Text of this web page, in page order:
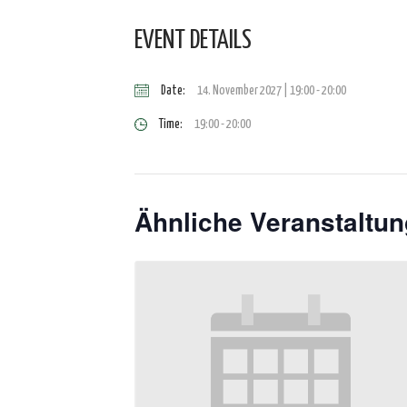
EVENT DETAILS
Date: 14. November 2027 | 19:00-20:00
Time: 19:00 - 20:00
Ähnliche